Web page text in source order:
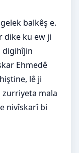
balkêş e.
dike ku ew ji
digihîjin
Ehmedê
lê ji
zurriyeta mala
nivîskarî bi